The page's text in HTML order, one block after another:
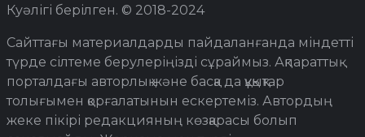
Куәлігі берілген. © 2018-2024
Сайттағы материалдарды пайдаланғанда міндетті
түрде сілтеме берулеріңізді сұраймыз. Ақпараттық
порталдағы авторлық және басқа да құқықтар
толығымен қорғалатынын ескертеміз. Автордың
жеке пікірі редакцияның көзқарасы болып